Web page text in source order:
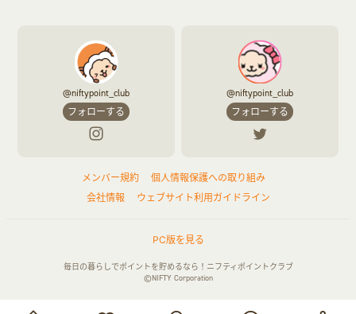
チケット・クーポン・チラシ
@niftypoint_club
フォローする
@niftypoint_club
フォローする
メンバー規約
個人情報保護への取り組み
会社情報
ウェブサイト利用ガイドライン
PC版を見る
毎日の暮らしでポイントを貯めるなら！ニフティポイントクラブ
©NIFTY Corporation